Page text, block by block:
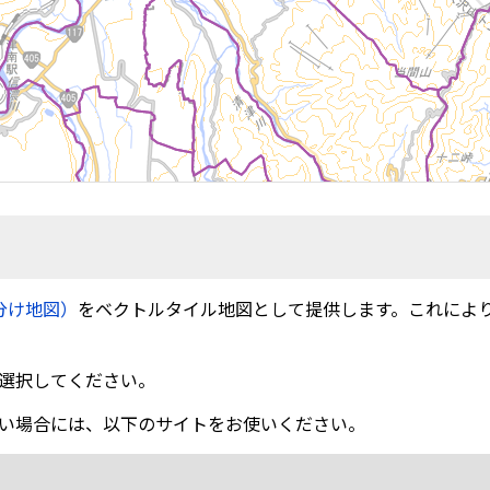
地図） をベクトルタイル地図として提供します。これに
してください。
合には、以下のサイトをお使いください。